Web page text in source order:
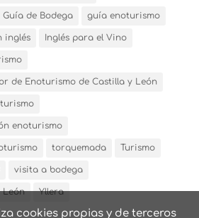
cookies propias y de terceros
Guía de Bodega guía enoturismo
inglés Inglés para el Vino
de Enoturismo de Castilla y León
enoturismo
torquemada Turismo
visita a bodega
León Yllera